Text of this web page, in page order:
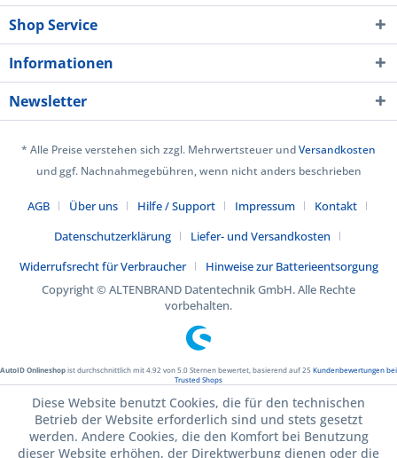
Shop Service
Informationen
Newsletter
* Alle Preise verstehen sich zzgl. Mehrwertsteuer undVersandkosten
und ggf. Nachnahmegebühren, wenn nicht anders beschrieben
AGB Über uns Hilfe / Support Impressum
Kontakt
Datenschutzerklärung
Liefer- und Versandkosten
Widerrufsrecht für Verbraucher
Hinweise zur Batterieentsorgung
Copyright © ALTENBRAND Datentechnik GmbH. Alle Rechte
vorbehalten.
AutoID Onlineshopist durchschnittlich mit4.92 von5.0Sternen bewertet, basierend auf25 Kundenbewertungen bei
Trusted Shops
Diese Website benutzt Cookies, die für den technischen
Betrieb der Website erforderlich sind und stets gesetzt
werden. Andere Cookies, die den Komfort bei Benutzung
dieser Website erhöhen, der Direktwerbung dienen oder die